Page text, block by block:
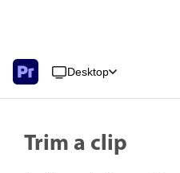
Desktop
Trim a clip